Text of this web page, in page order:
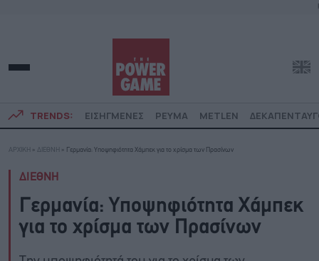
TRENDS: ΕΙΣΗΓΜΕΝΕΣ ΡΕΥΜΑ METLEN
ΑΡΧΙΚΗ » ΔΙΕΘΝΗ » Γερμανία: Υποψηφιότητα Χάμπεκ για το χρίσμα των Πρασίνων
ΔΙΕΘΝΗ
Γερμανία: Υποψηφιότητα Χάμπεκ
για το χρίσμα των Πρασίνων